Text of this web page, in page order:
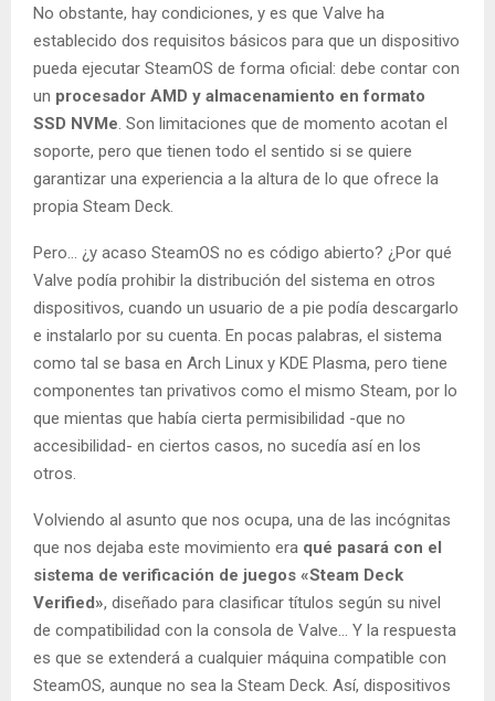
No obstante, hay condiciones, y es que Valve ha
establecido dos requisitos básicos para que un dispositivo
pueda ejecutar SteamOS de forma oficial: debe contar con
un procesador AMD y almacenamiento en formato
SSD NVMe . Son limitaciones que de momento acotan el
soporte, pero que tienen todo el sentido si se quiere
garantizar una experiencia a la altura de lo que ofrece la
propia Steam Deck.
Pero… ¿y acaso SteamOS no es código abierto? ¿Por qué
Valve podía prohibir la distribución del sistema en otros
dispositivos, cuando un usuario de a pie podía descargarlo
e instalarlo por su cuenta. En pocas palabras, el sistema
como tal se basa en Arch Linux y KDE Plasma, pero tiene
componentes tan privativos como el mismo Steam, por lo
que mientas que había cierta permisibilidad -que no
accesibilidad- en ciertos casos, no sucedía así en los
otros.
Volviendo al asunto que nos ocupa, una de las incógnitas
que nos dejaba este movimiento era qué pasará con el
sistema de verificación de juegos «Steam Deck
Verified», diseñado para clasificar títulos según su nivel
de compatibilidad con la consola de Valve… Y la respuesta
es que se extenderá a cualquier máquina compatible con
SteamOS, aunque no sea la Steam Deck. Así, dispositivos